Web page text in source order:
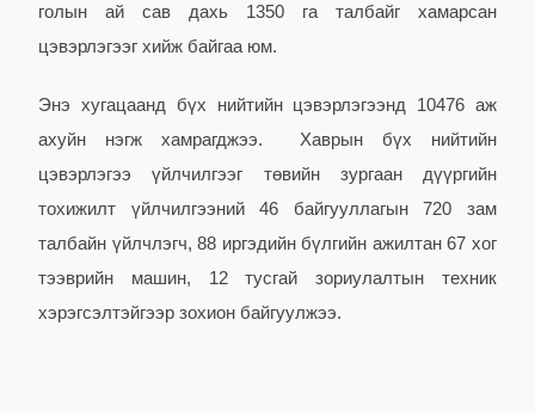
голын ай сав дахь 1350 га талбайг хамарсан
цэвэрлэгээг хийж байгаа юм.
Энэ хугацаанд бүх нийтийн цэвэрлэгээнд 10476 аж
ахуйн нэгж хамрагджээ. Хаврын бүх нийтийн
цэвэрлэгээ үйлчилгээг төвийн зургаан дүүргийн
тохижилт үйлчилгээний 46 байгууллагын 720 зам
талбайн үйлчлэгч, 88 иргэдийн бүлгийн ажилтан 67 хог
тээврийн машин, 12 тусгай зориулалтын техник
хэрэгсэлтэйгээр зохион байгуулжээ.